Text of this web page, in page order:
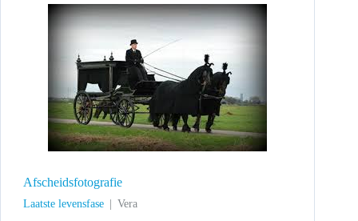
Afscheidsfotografie
Laatste levensfase Vera